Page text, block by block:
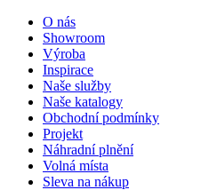
O nás
Showroom
Výroba
Inspirace
Naše služby
Naše katalogy
Obchodní podmínky
Projekt
Náhradní plnění
Volná místa
Sleva na nákup